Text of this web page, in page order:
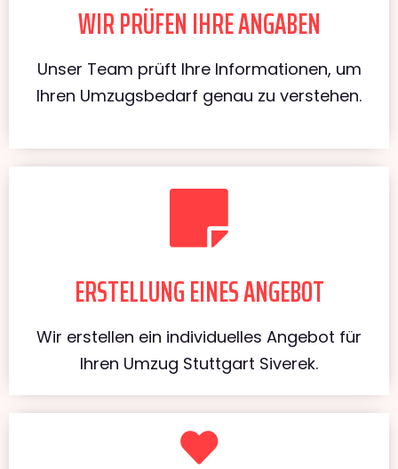
WIR PRÜFEN IHRE ANGABEN
Unser Team prüft Ihre Informationen, um
Ihren Umzugsbedarf genau zu verstehen.
ERSTELLUNG EINES ANGEBOT
Wir erstellen ein individuelles Angebot für
Ihren Umzug Stuttgart Siverek.